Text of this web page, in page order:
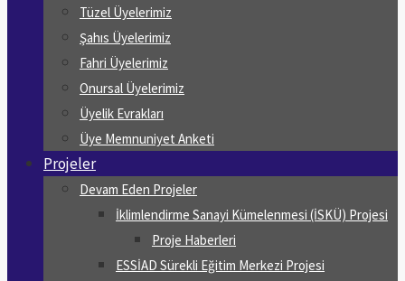
Tüzel Üyelerimiz
Şahıs Üyelerimiz
Fahri Üyelerimiz
Onursal Üyelerimiz
Üyelik Evrakları
Üye Memnuniyet Anketi
Projeler
Devam Eden Projeler
İklimlendirme Sanayi Kümelenmesi (İSKÜ) Projesi
Proje Haberleri
ESSİAD Sürekli Eğitim Merkezi Projesi